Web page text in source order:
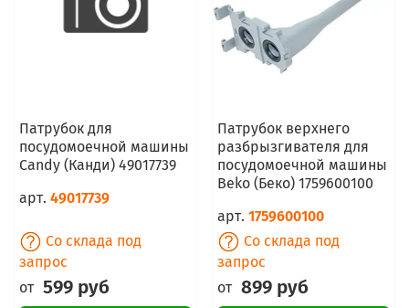
Патрубок для
посудомоечной машины
Candy (Канди) 49017739
арт. 49017739
Со склада под
запрос
от 599 руб
Патрубок верхнего
разбрызгивателя для
посудомоечной машины
Beko (Беко) 1759600100
арт. 1759600100
Со склада под
запрос
от 899 руб